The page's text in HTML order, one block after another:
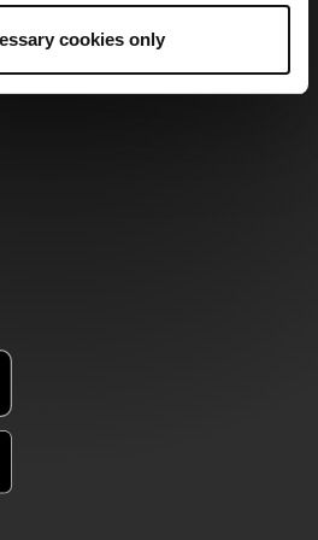
cookies only